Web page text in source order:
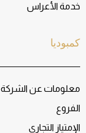
كمبوديا
معلومات عن الشركة
الفروع
الإمتياز التجاري
خدمة الأعراس